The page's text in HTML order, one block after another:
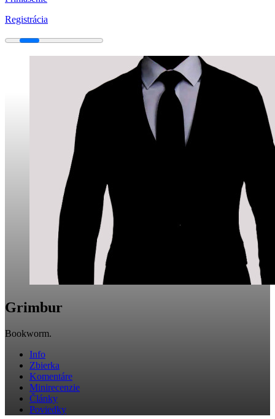
Registrácia
Grimbur
Bookworm.
Info
Zbierka
Komentáre
Minirecenzie
Články
Poviedky